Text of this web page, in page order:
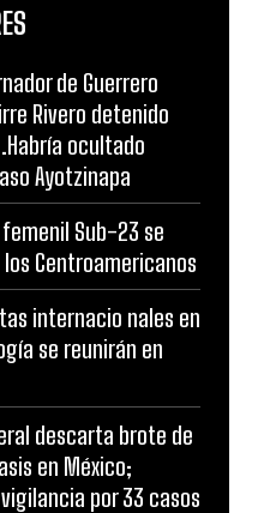
de Guerrero
Rivero detenido
.Habría ocultado
Ayotzinapa
Sub-23 se
Centroamericanos
internacio nales en
se reunirán en
descarta brote de
en México;
por 33 casos